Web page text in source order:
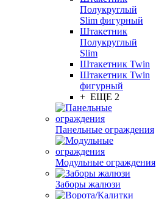
Полукруглый
Slim фигурный
Штакетник
Полукруглый
Slim
Штакетник Twin
Штакетник Twin
фигурный
+ ЕЩЕ 2
Панельные ограждения
Модульные ограждения
Заборы жалюзи